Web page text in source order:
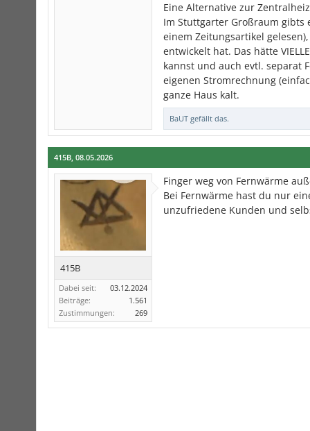
Eine Alternative zur
Im Stuttgarter Großraum gibts
einem Zeitungsartikel
entwickelt hat. Das hätte
kannst und auch evtl. separat
eigenen Stromrechnung
ganze Haus kalt.
BaUT gefällt das.
415B, 08.05.2026
415B
Dabei seit:
03.12.2024
Beiträge:
1.561
Zustimmungen:
269
Finger weg von Fernwärme
Bei Fernwärme hast du nur
unzufriedene Kunden und